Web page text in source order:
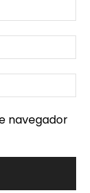
navegador